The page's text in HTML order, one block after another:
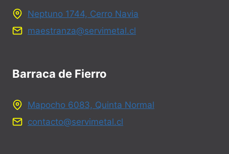
Neptuno 1744, Cerro Navia
maestranza@servimetal.cl
Barraca de Fierro
Mapocho 6083, Quinta Normal
contacto@servimetal.cl